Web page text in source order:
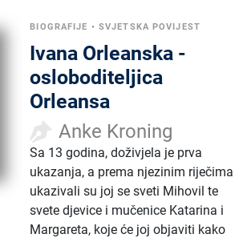
BIOGRAFIJE • SVJETSKA POVIJEST
Ivana Orleanska -
osloboditeljica
Orleansa
Anke Kroning
Sa 13 godina, doživjela je prva
ukazanja, a prema njezinim riječima
ukazivali su joj se sveti Mihovil te
svete djevice i mučenice Katarina i
Margareta, koje će joj objaviti kako